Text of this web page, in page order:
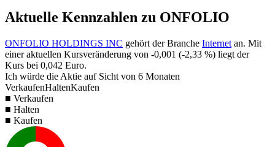
Aktuelle Kennzahlen zu ONFOLIO
ONFOLIO HOLDINGS INC gehört der Branche Internet an. Mit
einer aktuellen Kursveränderung von -0,001 (-2,33 %) liegt der
Kurs bei 0,042 Euro.
Ich würde die Aktie auf Sicht von 6 Monaten
VerkaufenHaltenKaufen
■ Verkaufen
■ Halten
■ Kaufen